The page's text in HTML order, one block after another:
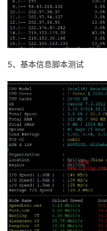
5、基本信息脚本测试